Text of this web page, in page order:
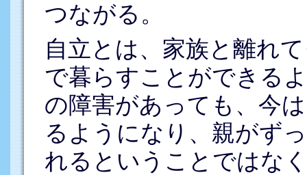
つながる。
自立とは、家族と離れ
で暮らすことができる
の障害があっても、今
るようになり、親がず
れるということではな